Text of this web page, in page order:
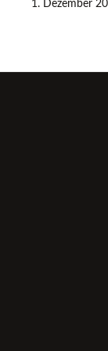
1. Dezember